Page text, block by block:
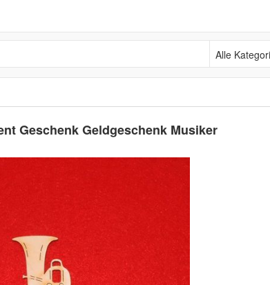
Alle Kategorien
Geschenk Geldgeschenk Musiker